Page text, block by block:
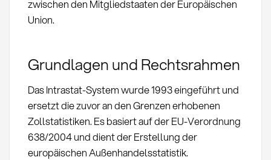
zwischen den Mitgliedstaaten der Europäischen
Union.
Grundlagen und Rechtsrahmen
Das Intrastat-System wurde 1993 eingeführt und
ersetzt die zuvor an den Grenzen erhobenen
Zollstatistiken. Es basiert auf der EU-Verordnung
638/2004 und dient der Erstellung der
europäischen Außenhandelsstatistik.